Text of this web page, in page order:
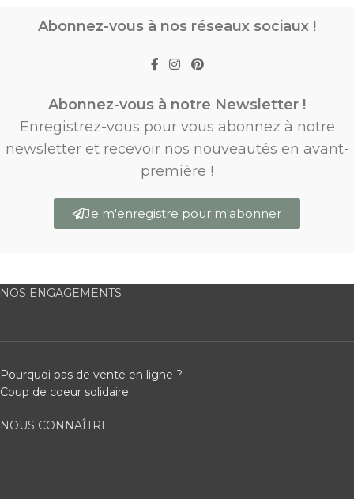
Abonnez-vous à nos réseaux sociaux !
Abonnez-vous à notre Newsletter !
Enregistrez-vous pour vous abonnez à notre
newsletter et recevoir nos nouveautés en avant-
première !
Je m'enregistre pour m'abonner
NOS ENGAGEMENTS
Pourquoi pas de vente en ligne ?
Coup de coeur solidaire
NOUS CONNAÎTRE